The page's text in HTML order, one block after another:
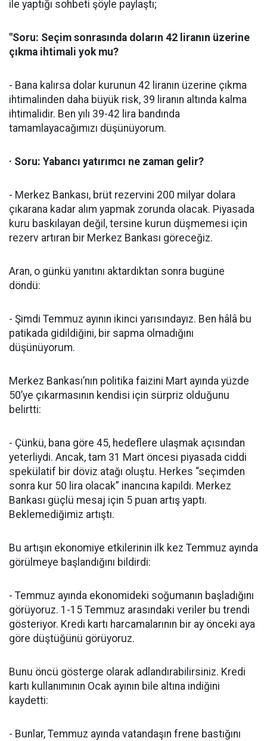
ile yaptığı sohbeti şöyle paylaştı;
"Soru: Seçim sonrasında doların 42 liranın üzerine
çıkma ihtimali yok mu?
- Bana kalırsa dolar kurunun 42 liranın üzerine çıkma
ihtimalinden daha büyük risk, 39 liranın altında kalma
ihtimalidir. Ben yılı 39-42 lira bandında
tamamlayacağımızı düşünüyorum.
· Soru: Yabancı yatırımcı ne zaman gelir?
- Merkez Bankası, brüt rezervini 200 milyar dolara
çıkarana kadar alım yapmak zorunda olacak. Piyasada
kuru baskılayan değil, tersine kurun düşmemesi için
rezerv artıran bir Merkez Bankası göreceğiz.
Aran, o günkü yanıtını aktardıktan sonra bugüne
döndü:
- Şimdi Temmuz ayının ikinci yarısındayız. Ben hâlâ bu
patikada gidildiğini, bir sapma olmadığını
düşünüyorum.
Merkez Bankası’nın politika faizini Mart ayında yüzde
50’ye çıkarmasının kendisi için sürpriz olduğunu
belirtti:
- Çünkü, bana göre 45, hedeflere ulaşmak açısından
yeterliydi. Ancak, tam 31 Mart öncesi piyasada ciddi
spekülatif bir döviz atağı oluştu. Herkes “seçimden
sonra kur 50 lira olacak” inancına kapıldı. Merkez
Bankası güçlü mesaj için 5 puan artış yaptı.
Beklemediğimiz artıştı.
Bu artışın ekonomiye etkilerinin ilk kez Temmuz ayında
görülmeye başlandığını bildirdi:
- Temmuz ayında ekonomideki soğumanın başladığını
görüyoruz. 1-15 Temmuz arasındaki veriler bu trendi
gösteriyor. Kredi kartı harcamalarının bir ay önceki aya
göre düştüğünü görüyoruz.
Bunu öncü gösterge olarak adlandırabilirsiniz. Kredi
kartı kullanımının Ocak ayının bile altına indiğini
kaydetti:
- Bunlar, Temmuz ayında vatandaşın frene bastığını